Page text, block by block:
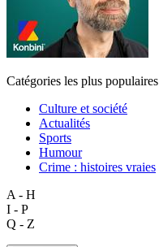
Catégories les plus populaires
Culture et société
Actualités
Sports
Humour
Crime : histoires vraies
A - H
I - P
Q - Z